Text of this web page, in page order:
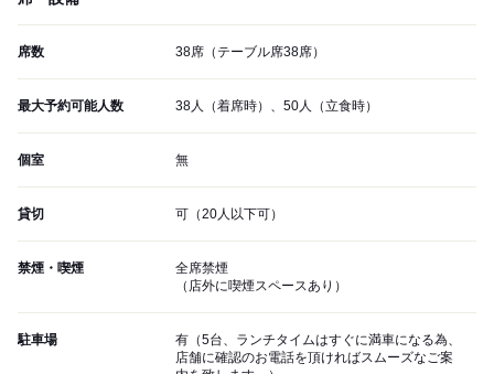
席数 38席（テーブル席38席）
最大予約可能人数 38人（着席時）、50人（立食時）
個室 無
貸切 可（20人以下可）
禁煙・喫煙
全席禁煙
（店外に喫煙スペースあり）
駐車場
有（5台、ランチタイムはすぐに満車になる為、
店舗に確認のお電話を頂ければスムーズなご案